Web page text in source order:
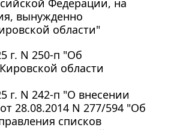
вынужденно
области"
г. N 250-п "Об
области
г. N 242-п "О внесении
28.08.2014 N 277/594 "Об
списков